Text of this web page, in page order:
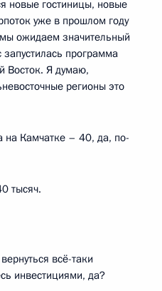
новые гостиницы, новые
уже в прошлом году
мы ожидаем значительный
запустилась программа
Восток. Я думаю,
регионы это
на Камчатке – 40, да, по-
тысяч.
всё-таки
инвестициями, да?